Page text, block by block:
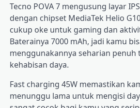
Tecno POVA 7 mengusung layar
dengan chipset MediaTek Helio
cukup oke untuk gaming dan
Baterainya 7000 mAh, jadi kamu
menggunakannya seharian penuh
kehabisan daya.
Fast charging 45W memastikan
menunggu lama untuk mengisi